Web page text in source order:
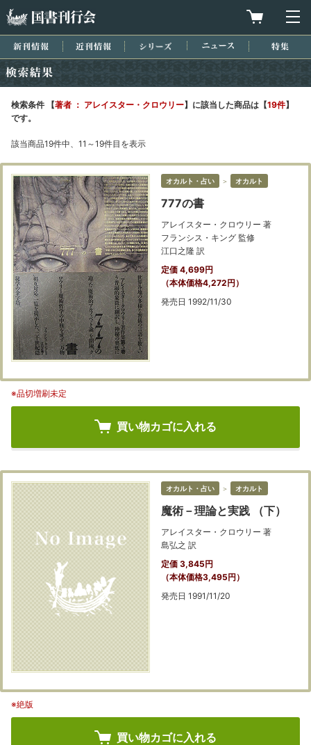
買物カゴを
新刊情報 近刊情報 シリーズ ニュース
検索条件 【著者 ： アレイスター・クロウリー】に該当した商品は【19件】
です。
該当商品19件中、11～19件目を表示
オカルト・占い ＞ オカルト
777の書
アレイスター・クロウリー 著
フランシス・キング 監修
江口之隆 訳
定価 4,699円
（本体価格4,272円）
発売日 1992/11/30
※品切増刷未定
買い物カゴに入れる
オカルト・占い ＞ オカルト
魔術－理論と実践 （下）
アレイスター・クロウリー 著
島弘之 訳
定価 3,845円
（本体価格3,495円）
発売日 1991/11/20
※絶版
買い物カゴに入れる